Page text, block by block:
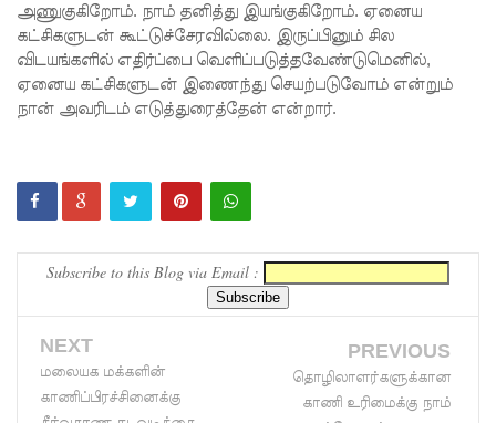
வழங்கல்
வடிகால்
சபை
கள்
நிறைவேற்
றம்!
ரோத
சூதாட்ட
அணுகுகிறோம். நாம் தனித்து இயங்குகிறோம். ஏனைய
கட்சிகளுடன் கூட்டுச்சேரவில்லை. இருப்பினும் சில
விடயங்களில் எதிர்ப்பை வெளிப்படுத்தவேண்டுமெனில்,
ஏனைய கட்சிகளுடன் இணைந்து செயற்படுவோம் என்றும்
நான் அவரிடம் எடுத்துரைத்தேன் என்றார்.
Subscribe to this Blog via Email :
NEXT
மலையக மக்களின்
காணிப்பிரச்சினைக்கு
PREVIOUS
தொழிலாளர்களுக்கான
காணி உரிமைக்கு நாம்